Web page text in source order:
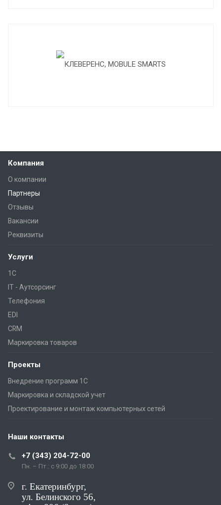
Компания
О компании
Партнеры
Отзывы
Вакансии
Реквизиты
Услуги
1С
IT - Аутсорсинг
Телефония
EDI
CRM
Маркировка товаров
Проекты
Внедрение программ 1С
Маркировка и складской учет
Проектирование и монтаж компьютерных сетей
Наши контакты
+7 (343) 204-72-00
Пн. – Пт.: с 9:00 до 18:00
г. Екатеринбург,
ул. Белинского 56,